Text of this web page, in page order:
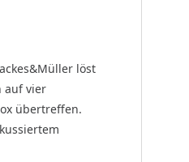
löst
auf vier
übertreffen.